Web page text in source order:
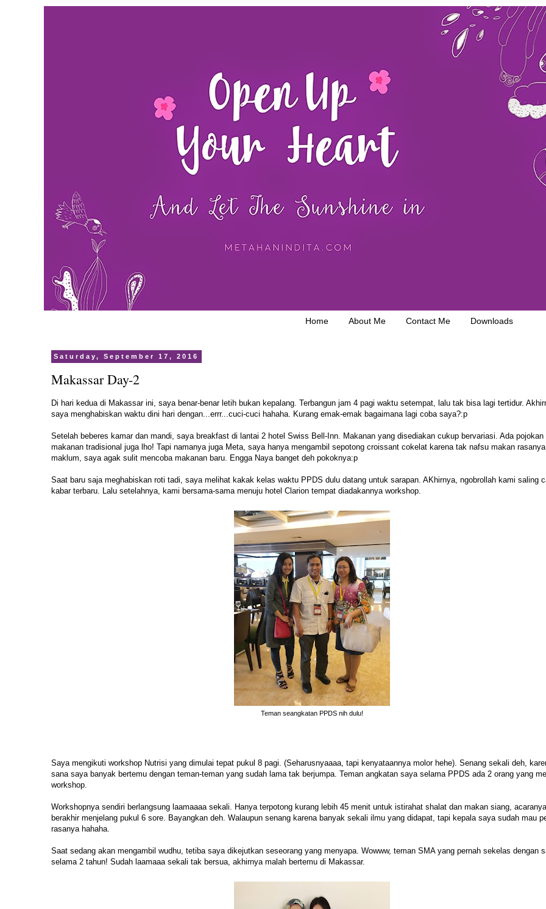
Home About Me Contact Me Downloads
Saturday, September 17, 2016
Makassar Day-2
Di hari kedua di Makassar ini, saya benar-benar letih bukan kepalang. Terbangun jam 4 pagi waktu setempat, lalu tak bisa lagi tertidur.
saya menghabiskan waktu dini hari dengan...errr...cuci-cuci hahaha. Kurang emak-emak bagaimana lagi coba saya?:p
Setelah beberes kamar dan mandi, saya breakfast di lantai 2 hotel Swiss Bell-Inn. Makanan yang disediakan cukup bervariasi. Ada pojokan
makanan tradisional juga lho! Tapi namanya juga Meta, saya hanya mengambil sepotong croissant cokelat karena tak nafsu makan
maklum, saya agak sulit mencoba makanan baru. Engga Naya banget deh pokoknya:p
Saat baru saja meghabiskan roti tadi, saya melihat kakak kelas waktu PPDS dulu datang untuk sarapan. AKhirnya, ngobrollah kami saling
kabar terbaru. Lalu setelahnya, kami bersama-sama menuju hotel Clarion tempat diadakannya workshop.
Teman seangkatan PPDS nih dulu!
Saya mengikuti workshop Nutrisi yang dimulai tepat pukul 8 pagi. (Seharusnyaaaa, tapi kenyataannya molor hehe). Senang sekali deh,
sana saya banyak bertemu dengan teman-teman yang sudah lama tak berjumpa. Teman angkatan saya selama PPDS ada 2 orang yang
workshop.
Workshopnya sendiri berlangsung laamaaaa sekali. Hanya terpotong kurang lebih 45 menit untuk istirahat shalat dan makan siang,
berakhir menjelang pukul 6 sore. Bayangkan deh. Walaupun senang karena banyak sekali ilmu yang didapat, tapi kepala saya sudah mau
rasanya hahaha.
Saat sedang akan mengambil wudhu, tetiba saya dikejutkan seseorang yang menyapa. Wowww, teman SMA yang pernah sekelas dengan
selama 2 tahun! Sudah laamaaa sekali tak bersua, akhirnya malah bertemu di Makassar.